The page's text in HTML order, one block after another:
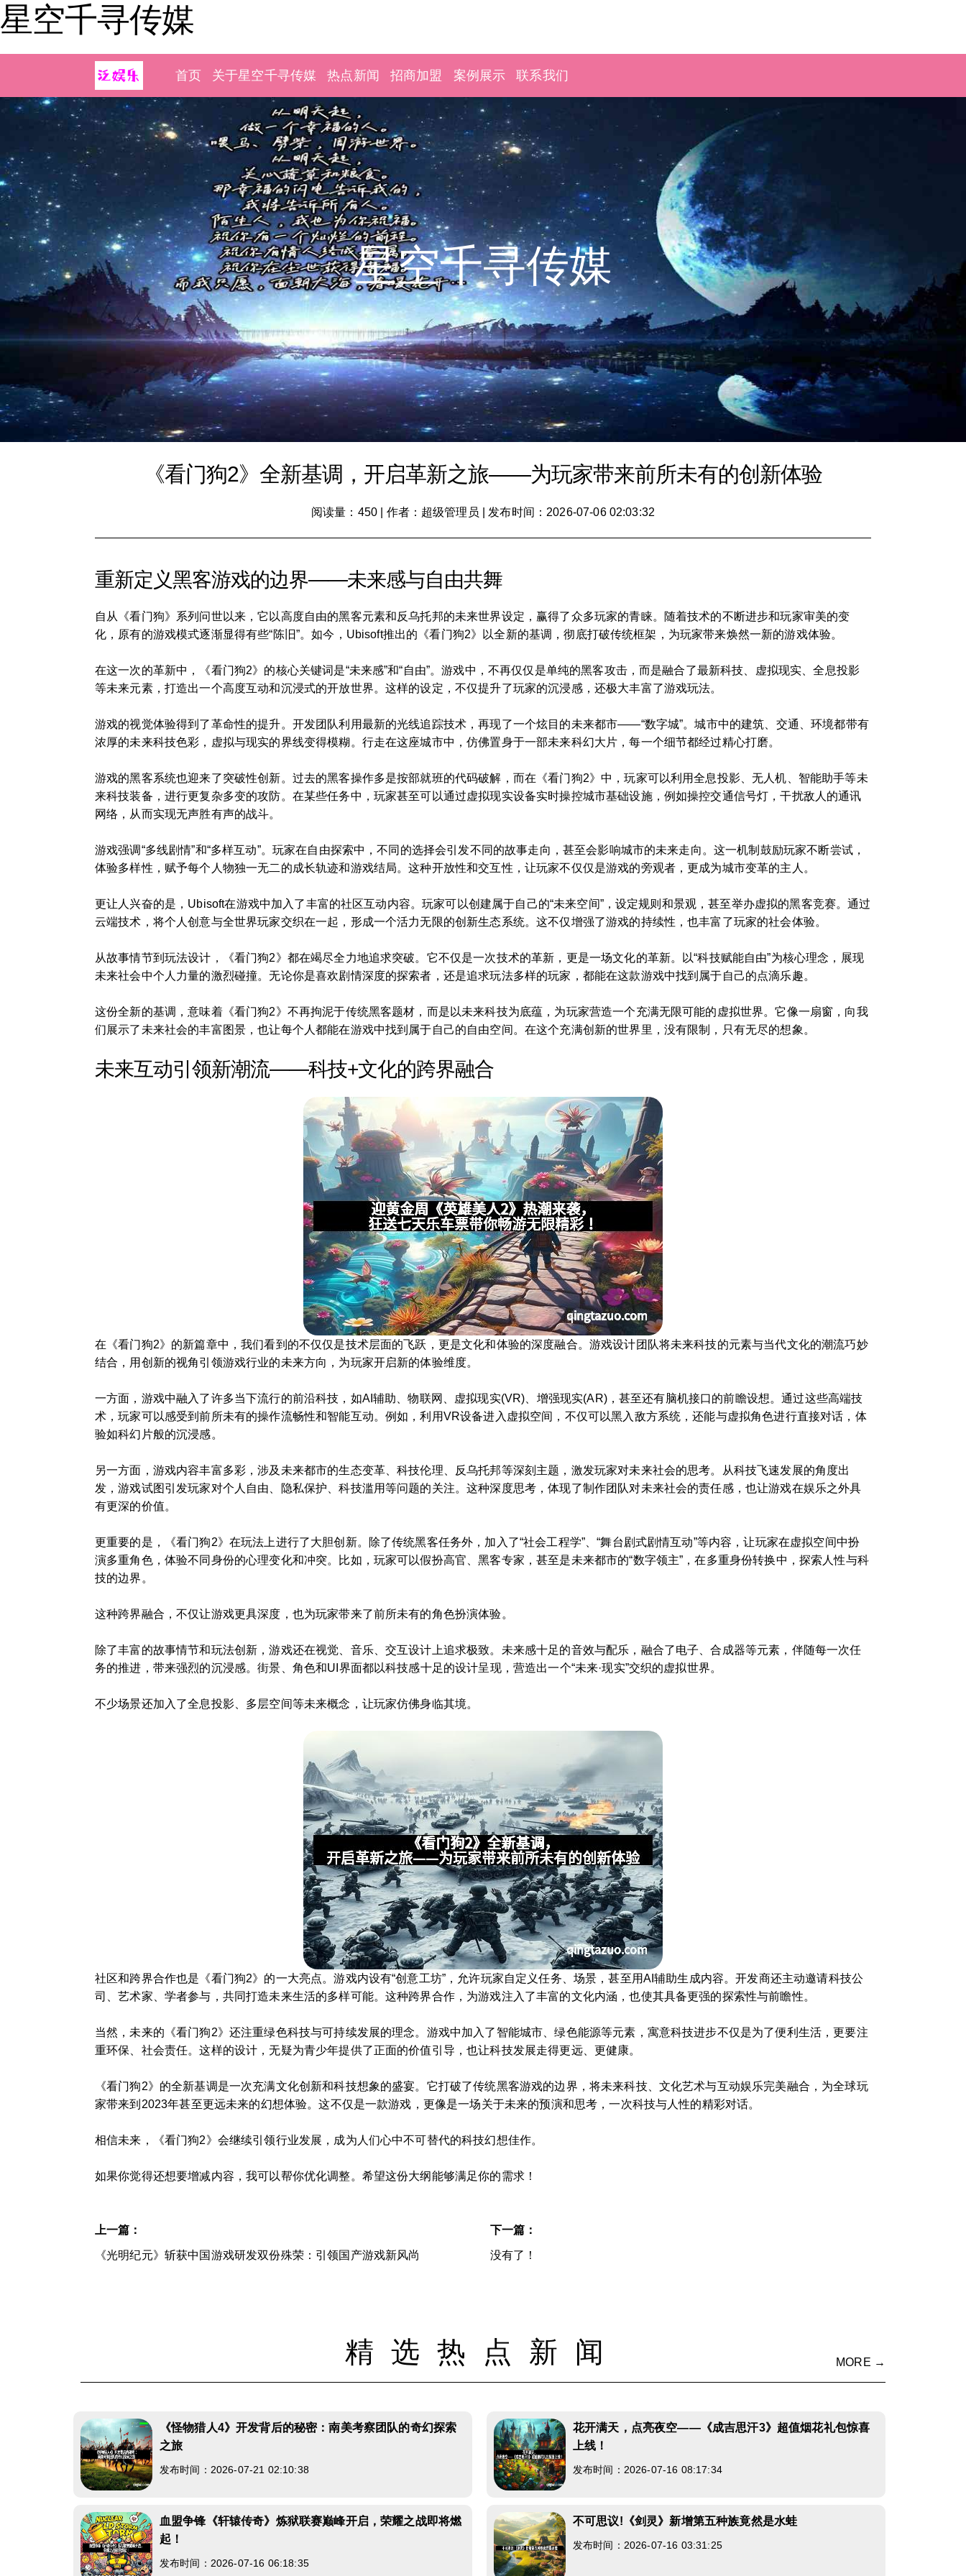
星空千寻传媒
首页 关于星空千寻传媒 热点新闻 招商加盟 案例展示 联系我们
星空千寻传媒
《看门狗2》全新基调，开启革新之旅——为玩家带来前所未有的创新体验
阅读量：450 作者：超级管理员 发布时间：2026-07-06 02:03:32
重新定义黑客游戏的边界——未来感与自由共舞
自从《看门狗》系列问世以来，它以高度自由的黑客元素和反乌托邦的未来世界设定，赢得了众多玩家的青睐。随着技术的不断进步和玩家审美的变
化，原有的游戏模式逐渐显得有些“陈旧”。如今，Ubisoft推出的《看门狗2》以全新的基调，彻底打破传统框架，为玩家带来焕然一新的游戏体验。
在这一次的革新中，《看门狗2》的核心关键词是“未来感”和“自由”。游戏中，不再仅仅是单纯的黑客攻击，而是融合了最新科技、虚拟现实、全息投影
等未来元素，打造出一个高度互动和沉浸式的开放世界。这样的设定，不仅提升了玩家的沉浸感，还极大丰富了游戏玩法。
游戏的视觉体验得到了革命性的提升。开发团队利用最新的光线追踪技术，再现了一个炫目的未来都市——“数字城”。城市中的建筑、交通、环境都带有
浓厚的未来科技色彩，虚拟与现实的界线变得模糊。行走在这座城市中，仿佛置身于一部未来科幻大片，每一个细节都经过精心打磨。
游戏的黑客系统也迎来了突破性创新。过去的黑客操作多是按部就班的代码破解，而在《看门狗2》中，玩家可以利用全息投影、无人机、智能助手等未
来科技装备，进行更复杂多变的攻防。在某些任务中，玩家甚至可以通过虚拟现实设备实时操控城市基础设施，例如操控交通信号灯，干扰敌人的通讯
网络，从而实现无声胜有声的战斗。
游戏强调“多线剧情”和“多样互动”。玩家在自由探索中，不同的选择会引发不同的故事走向，甚至会影响城市的未来走向。这一机制鼓励玩家不断尝试，
体验多样性，赋予每个人物独一无二的成长轨迹和游戏结局。这种开放性和交互性，让玩家不仅仅是游戏的旁观者，更成为城市变革的主人。
更让人兴奋的是，Ubisoft在游戏中加入了丰富的社区互动内容。玩家可以创建属于自己的“未来空间”，设定规则和景观，甚至举办虚拟的黑客竞赛。通过
云端技术，将个人创意与全世界玩家交织在一起，形成一个活力无限的创新生态系统。这不仅增强了游戏的持续性，也丰富了玩家的社会体验。
从故事情节到玩法设计，《看门狗2》都在竭尽全力地追求突破。它不仅是一次技术的革新，更是一场文化的革新。以“科技赋能自由”为核心理念，展现
未来社会中个人力量的激烈碰撞。无论你是喜欢剧情深度的探索者，还是追求玩法多样的玩家，都能在这款游戏中找到属于自己的点滴乐趣。
这份全新的基调，意味着《看门狗2》不再拘泥于传统黑客题材，而是以未来科技为底蕴，为玩家营造一个充满无限可能的虚拟世界。它像一扇窗，向我
们展示了未来社会的丰富图景，也让每个人都能在游戏中找到属于自己的自由空间。在这个充满创新的世界里，没有限制，只有无尽的想象。
未来互动引领新潮流——科技+文化的跨界融合
在《看门狗2》的新篇章中，我们看到的不仅仅是技术层面的飞跃，更是文化和体验的深度融合。游戏设计团队将未来科技的元素与当代文化的潮流巧妙
结合，用创新的视角引领游戏行业的未来方向，为玩家开启新的体验维度。
一方面，游戏中融入了许多当下流行的前沿科技，如AI辅助、物联网、虚拟现实(VR)、增强现实(AR)，甚至还有脑机接口的前瞻设想。通过这些高端技
术，玩家可以感受到前所未有的操作流畅性和智能互动。例如，利用VR设备进入虚拟空间，不仅可以黑入敌方系统，还能与虚拟角色进行直接对话，体
验如科幻片般的沉浸感。
另一方面，游戏内容丰富多彩，涉及未来都市的生态变革、科技伦理、反乌托邦等深刻主题，激发玩家对未来社会的思考。从科技飞速发展的角度出
发，游戏试图引发玩家对个人自由、隐私保护、科技滥用等问题的关注。这种深度思考，体现了制作团队对未来社会的责任感，也让游戏在娱乐之外具
有更深的价值。
更重要的是，《看门狗2》在玩法上进行了大胆创新。除了传统黑客任务外，加入了“社会工程学”、“舞台剧式剧情互动”等内容，让玩家在虚拟空间中扮
演多重角色，体验不同身份的心理变化和冲突。比如，玩家可以假扮高官、黑客专家，甚至是未来都市的“数字领主”，在多重身份转换中，探索人性与科
技的边界。
这种跨界融合，不仅让游戏更具深度，也为玩家带来了前所未有的角色扮演体验。
除了丰富的故事情节和玩法创新，游戏还在视觉、音乐、交互设计上追求极致。未来感十足的音效与配乐，融合了电子、合成器等元素，伴随每一次任
务的推进，带来强烈的沉浸感。街景、角色和UI界面都以科技感十足的设计呈现，营造出一个“未来·现实”交织的虚拟世界。
不少场景还加入了全息投影、多层空间等未来概念，让玩家仿佛身临其境。
社区和跨界合作也是《看门狗2》的一大亮点。游戏内设有“创意工坊”，允许玩家自定义任务、场景，甚至用AI辅助生成内容。开发商还主动邀请科技公
司、艺术家、学者参与，共同打造未来生活的多样可能。这种跨界合作，为游戏注入了丰富的文化内涵，也使其具备更强的探索性与前瞻性。
当然，未来的《看门狗2》还注重绿色科技与可持续发展的理念。游戏中加入了智能城市、绿色能源等元素，寓意科技进步不仅是为了便利生活，更要注
重环保、社会责任。这样的设计，无疑为青少年提供了正面的价值引导，也让科技发展走得更远、更健康。
《看门狗2》的全新基调是一次充满文化创新和科技想象的盛宴。它打破了传统黑客游戏的边界，将未来科技、文化艺术与互动娱乐完美融合，为全球玩
家带来到2023年甚至更远未来的幻想体验。这不仅是一款游戏，更像是一场关于未来的预演和思考，一次科技与人性的精彩对话。
相信未来，《看门狗2》会继续引领行业发展，成为人们心中不可替代的科技幻想佳作。
如果你觉得还想要增减内容，我可以帮你优化调整。希望这份大纲能够满足你的需求！
上一篇：
《光明纪元》斩获中国游戏研发双份殊荣：引领国产游戏新风尚
下一篇：
没有了！
精选热点新闻 MORE →
《怪物猎人4》开发背后的秘密：南美考察团队的奇幻探索
之旅
发布时间：2026-07-21 02:10:38
花开满天，点亮夜空——《成吉思汗3》超值烟花礼包惊喜
上线！
发布时间：2026-07-16 08:17:34
血盟争锋《轩辕传奇》炼狱联赛巅峰开启，荣耀之战即将燃
起！
发布时间：2026-07-16 06:18:35
不可思议!《剑灵》新增第五种族竟然是水蛙
发布时间：2026-07-16 03:31:25